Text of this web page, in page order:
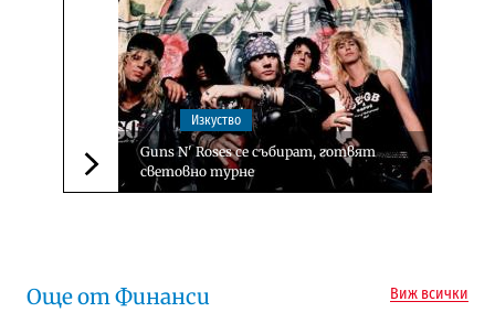
Следваща новина
Изкуство
Guns N' Roses се събират, готвят
световно турне
Още от Финанси Виж всички